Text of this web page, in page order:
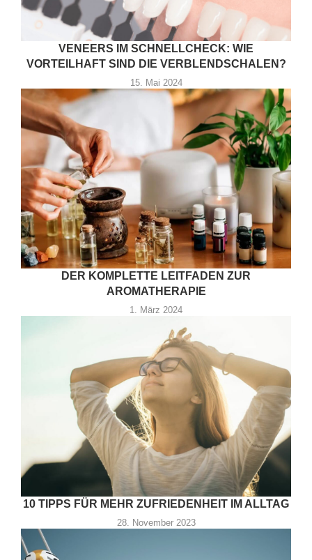
VENEERS IM SCHNELLCHECK: WIE
VORTEILHAFT SIND DIE VERBLENDSCHALEN?
15. Mai 2024
DER KOMPLETTE LEITFADEN ZUR
AROMATHERAPIE
1. März 2024
10 TIPPS FÜR MEHR ZUFRIEDENHEIT IM ALLTAG
28. November 2023